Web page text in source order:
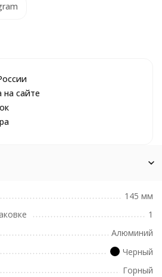
на сайте
145 мм
1
Алюминий
Черный
Горный